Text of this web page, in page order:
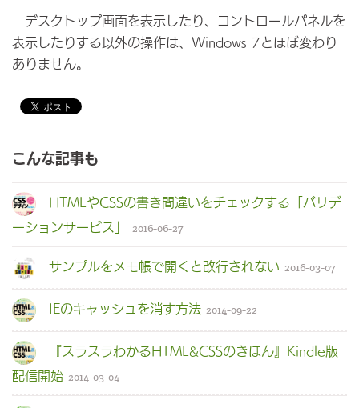
デスクトップ画面を表示したり、コントロールパネルを
表示したりする以外の操作は、Windows 7とほぼ変わり
ありません。
こんな記事も
HTMLやCSSの書き間違いをチェックする「バリデ
ーションサービス」
2016-06-27
サンプルをメモ帳で開くと改行されない 2016-03-07
IEのキャッシュを消す方法 2014-09-22
『スラスラわかるHTML&CSSのきほん』Kindle版
配信開始 2014-03-04